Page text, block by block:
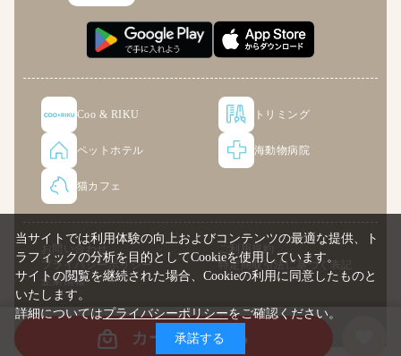
カートに入れる
Coo & RIKU トリミング
ペットホテル 海動物病院
猫カフェ
お問い合わせ
ご利用規約
プライバシーポリシー
特定商取引法に基づく表記
企業情報
© COO PREMIUM ONLINE
当サイトでは利用体験の向上およびコンテンツの最適な提供、ト
ラフィックの分析を目的としてCookieを使用しています。
サイトの閲覧を継続された場合、Cookieの利用に同意したものと
いたします。
詳細についてはプライバシーポリシーをご確認ください。
承諾する